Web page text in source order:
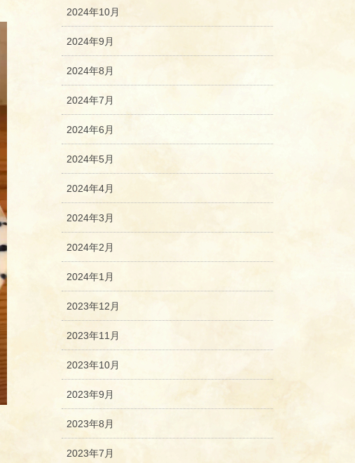
2024年10月
2024年9月
2024年8月
2024年7月
2024年6月
2024年5月
2024年4月
2024年3月
2024年2月
2024年1月
2023年12月
2023年11月
2023年10月
2023年9月
2023年8月
2023年7月